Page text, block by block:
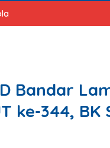
Bandar
ke-344, BK